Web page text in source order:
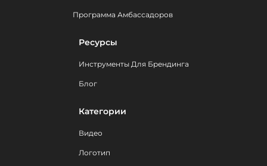
Программа Амбассадоров
Ресурсы
Инструменты Для Брендинга
Блог
Категории
Видео
Логотип